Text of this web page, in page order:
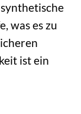
was es zu
ist ein